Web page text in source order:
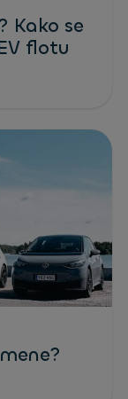
Kako se
flotu